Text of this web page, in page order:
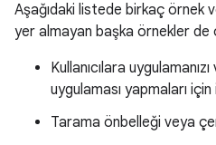
Aşağıdaki listede birkaç örnek
yer almayan başka örnekler de
Kullanıcılara
uygulaması yapmaları
Tarama önbelleği veya